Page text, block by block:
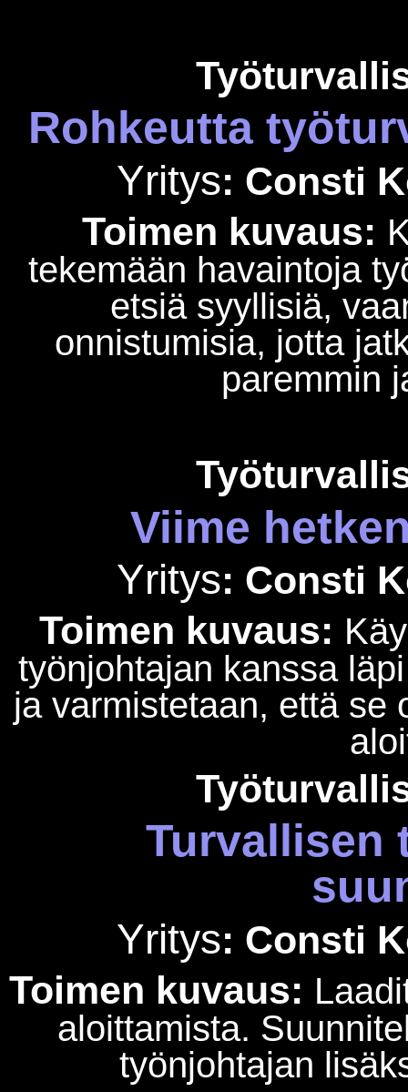
Rohkeutta
Yritys: Consti
Toimen kuvaus:
tekemään havaintoja
etsiä syyllisiä,
onnistumisia, jotta
paremmin
Viime
Yritys: Consti
Toimen kuvaus:
työnjohtajan kanssa
ja varmistetaan, että se
Turvallisen
Yritys: Consti
Toimen kuvaus:
aloittamista.
työnjohtajan